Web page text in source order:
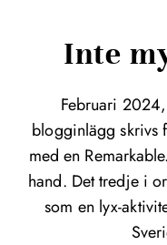
Inte
Februari
blogginlägg skrivs
med en
hand. Det tredje i
som en lyx-